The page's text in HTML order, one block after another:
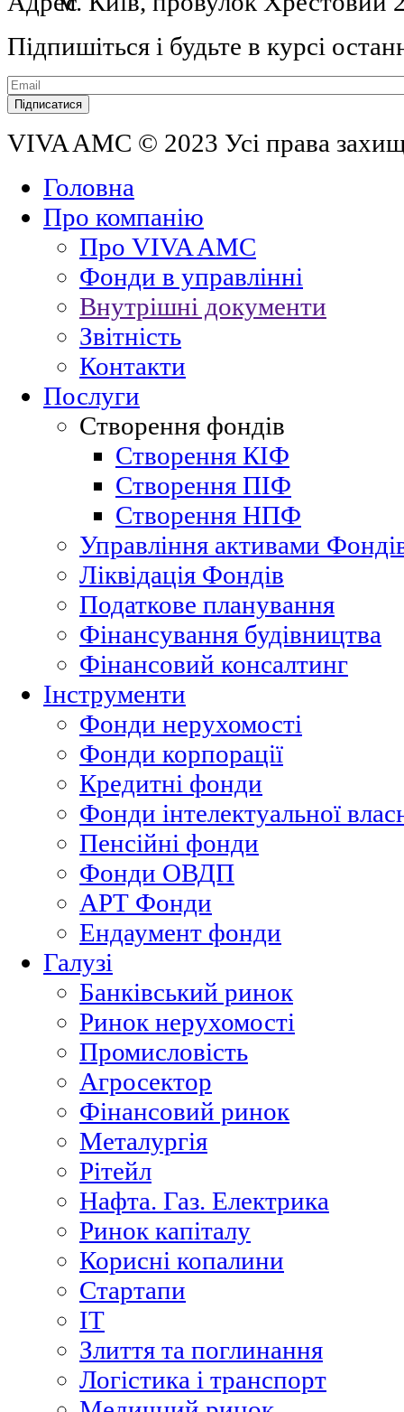
Підпишіться і будьте в курсі
VIVA AMC © 2023 Усі права
Головна
Про компанію
Про VIVA AMC
Фонди в управлінні
Внутрішні документи
Звітність
Контакти
Послуги
Створення фондів
Створення КІФ
Cтворення ПІФ
Cтворення НПФ
Управління активами
Ліквідація Фондів
Податкове планування
Фінансування будівництва
Фінансовий консалтинг
Інструменти
Фонди нерухомості
Фонди корпорації
Кредитні фонди
Фонди інтелектуальної
Пенсійні фонди
Фонди ОВДП
АРТ Фонди
Ендаумент фонди
Галузі
Банківський ринок
Ринок нерухомості
Промисловість
Агросектор
Фінансовий ринок
Металургія
Рітейл
Нафта. Газ. Електрика
Ринок капіталу
Корисні копалини
Стартапи
ІТ
Злиття та поглинання
Логістика і транспорт